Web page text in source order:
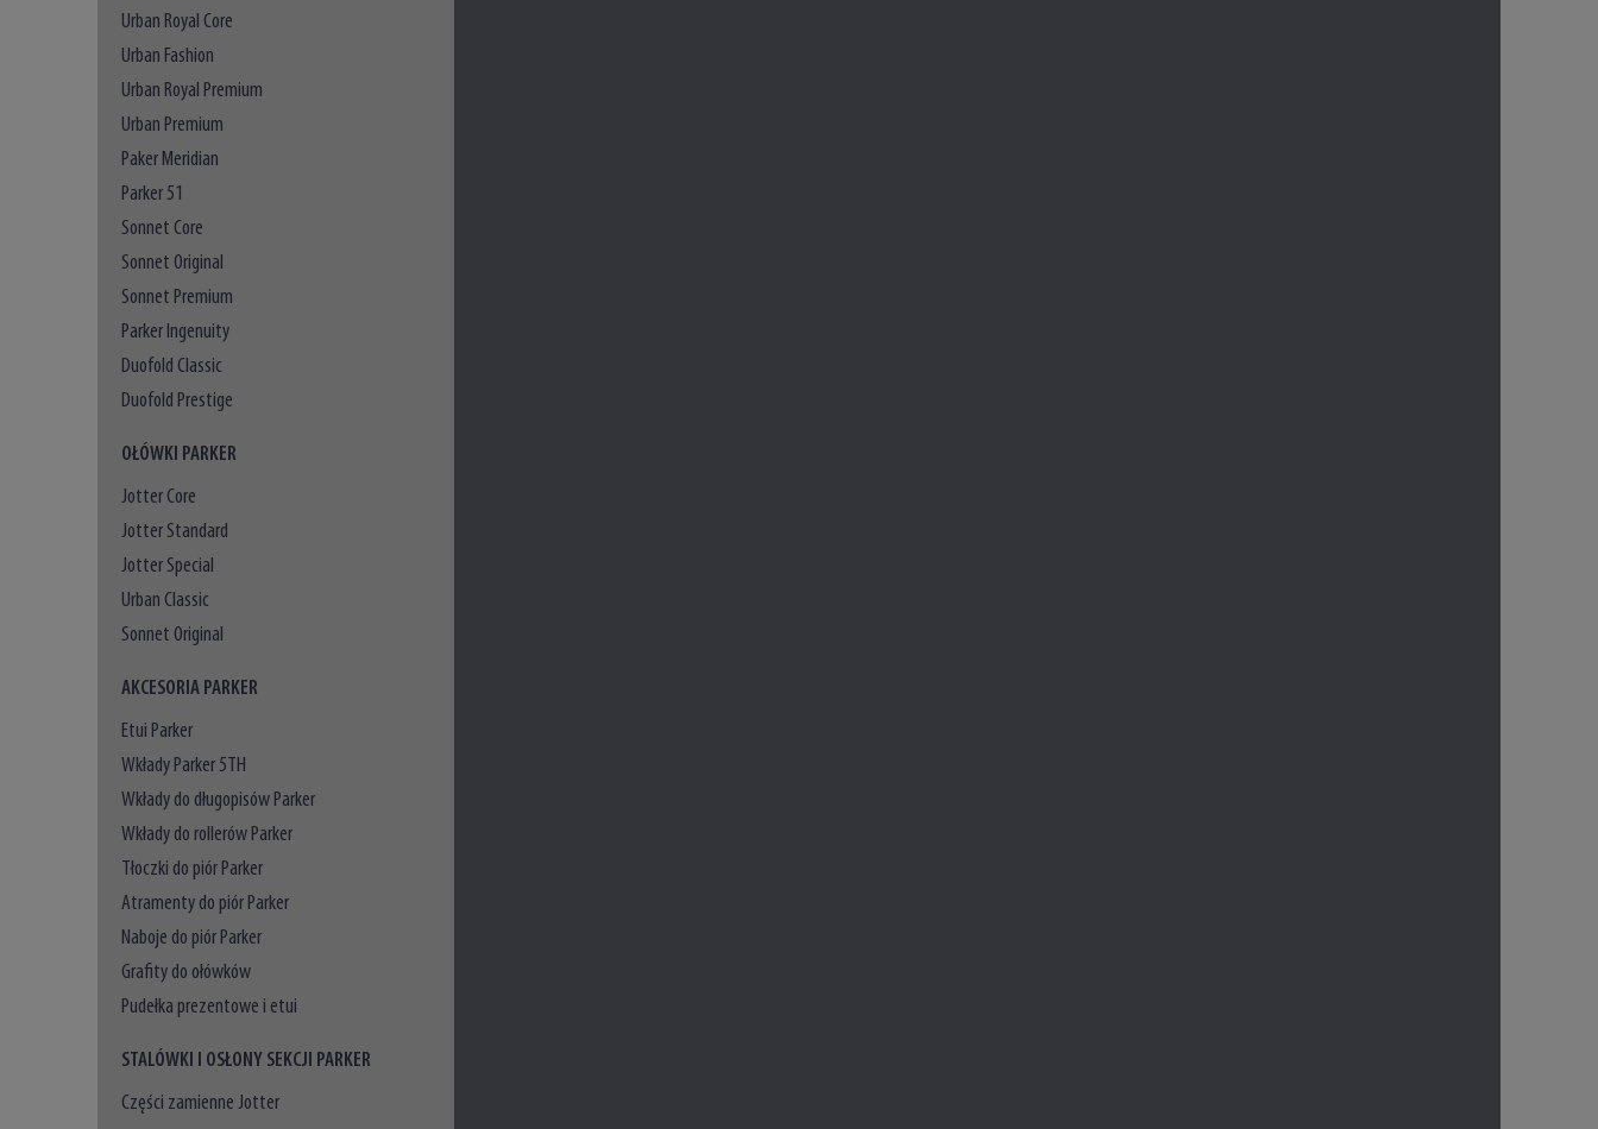
Urban Royal Core
Urban Fashion
Urban Royal Premium
Urban Premium
Paker Meridian
Parker 51
Sonnet Core
Sonnet Original
Sonnet Premium
Parker Ingenuity
Duofold Classic
Duofold Prestige
OŁÓWKI PARKER
Jotter Core
Jotter Standard
Jotter Special
Urban Classic
Sonnet Original
AKCESORIA PARKER
Etui Parker
Wkłady Parker 5TH
Wkłady do długopisów Parker
Wkłady do rollerów Parker
Tłoczki do piór Parker
Atramenty do piór Parker
Naboje do piór Parker
Grafity do ołówków
Pudełka prezentowe i etui
STALÓWKI I OSŁONY SEKCJI PARKER
Części zamienne Jotter